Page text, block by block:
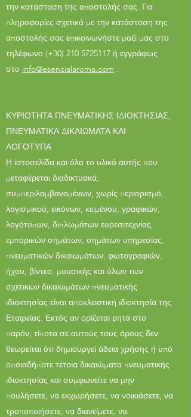
την κατάσταση της αποστολής σας. Για
πληροφορίες σχετικά με την κατάσταση της
αποστολής σας επικοινωνήστε μαζί μας στο
τηλέφωνο (+30) 210 5725117 ή εγγράφως
στο info@esencialaroma.com .
ΚΥΡΙΟΤΗΤΑ ΠΝΕΥΜΑΤΙΚΗΣ ΙΔΙΟΚΤΗΣΙΑΣ,
ΠΝΕΥΜΑΤΙΚΑ ΔΙΚΑΙΩΜΑΤΑ ΚΑΙ
ΛΟΓΟΤΥΠΑ
Η ιστοσελίδα και όλο το υλικό αυτής που
μεταφέρεται διαδικτυακά,
συμπεριλαμβανομένων, χωρίς περιορισμό,
λογισμικού, εικόνων, κειμένου, γραφικών,
λογότυπων, διπλωμάτων ευρεσιτεχνίας,
εμπορικών σημάτων, σημάτων υπηρεσίας,
πνευματικών δικαιωμάτων, φωτογραφιών,
ήχου, βίντεο, μουσικής και όλων των
σχετικών δικαιωμάτων πνευματικής
ιδιοκτησίας είναι αποκλειστική ιδιοκτησία της
Εταιρείας. Εκτός αν ορίζεται ρητά στο
παρόν, τίποτα σε αυτούς τους όρους δεν
θεωρείται ότι δημιουργεί άδεια χρήσης ή υπό
οποιαδήποτε τέτοια δικαιώματα πνευματικής
ιδιοκτησίας και συμφωνείτε να μην
πουλήσετε, να εκχωρήσετε, να νοικιάσετε, να
τροποποιήσετε, να διανείμετε, να